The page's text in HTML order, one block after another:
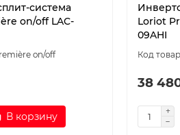
система
on/off LAC-
on/off
В корзину
Loriot
09AHI
38